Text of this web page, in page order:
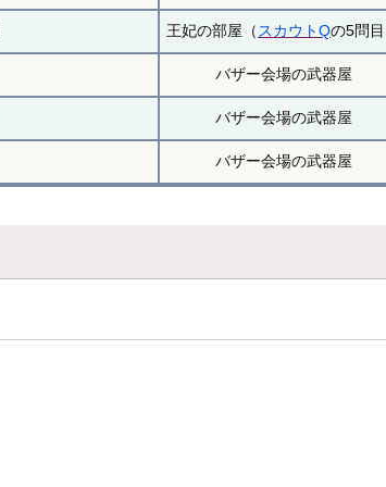
王妃の部屋（ スカウトQの5問
バザー会場の武器屋
バザー会場の武器屋
バザー会場の武器屋